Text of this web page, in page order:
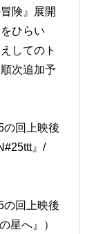
険』展開
ひらい
してのト
次追加予
の回上映後
』/
の回上映後
星へ』）